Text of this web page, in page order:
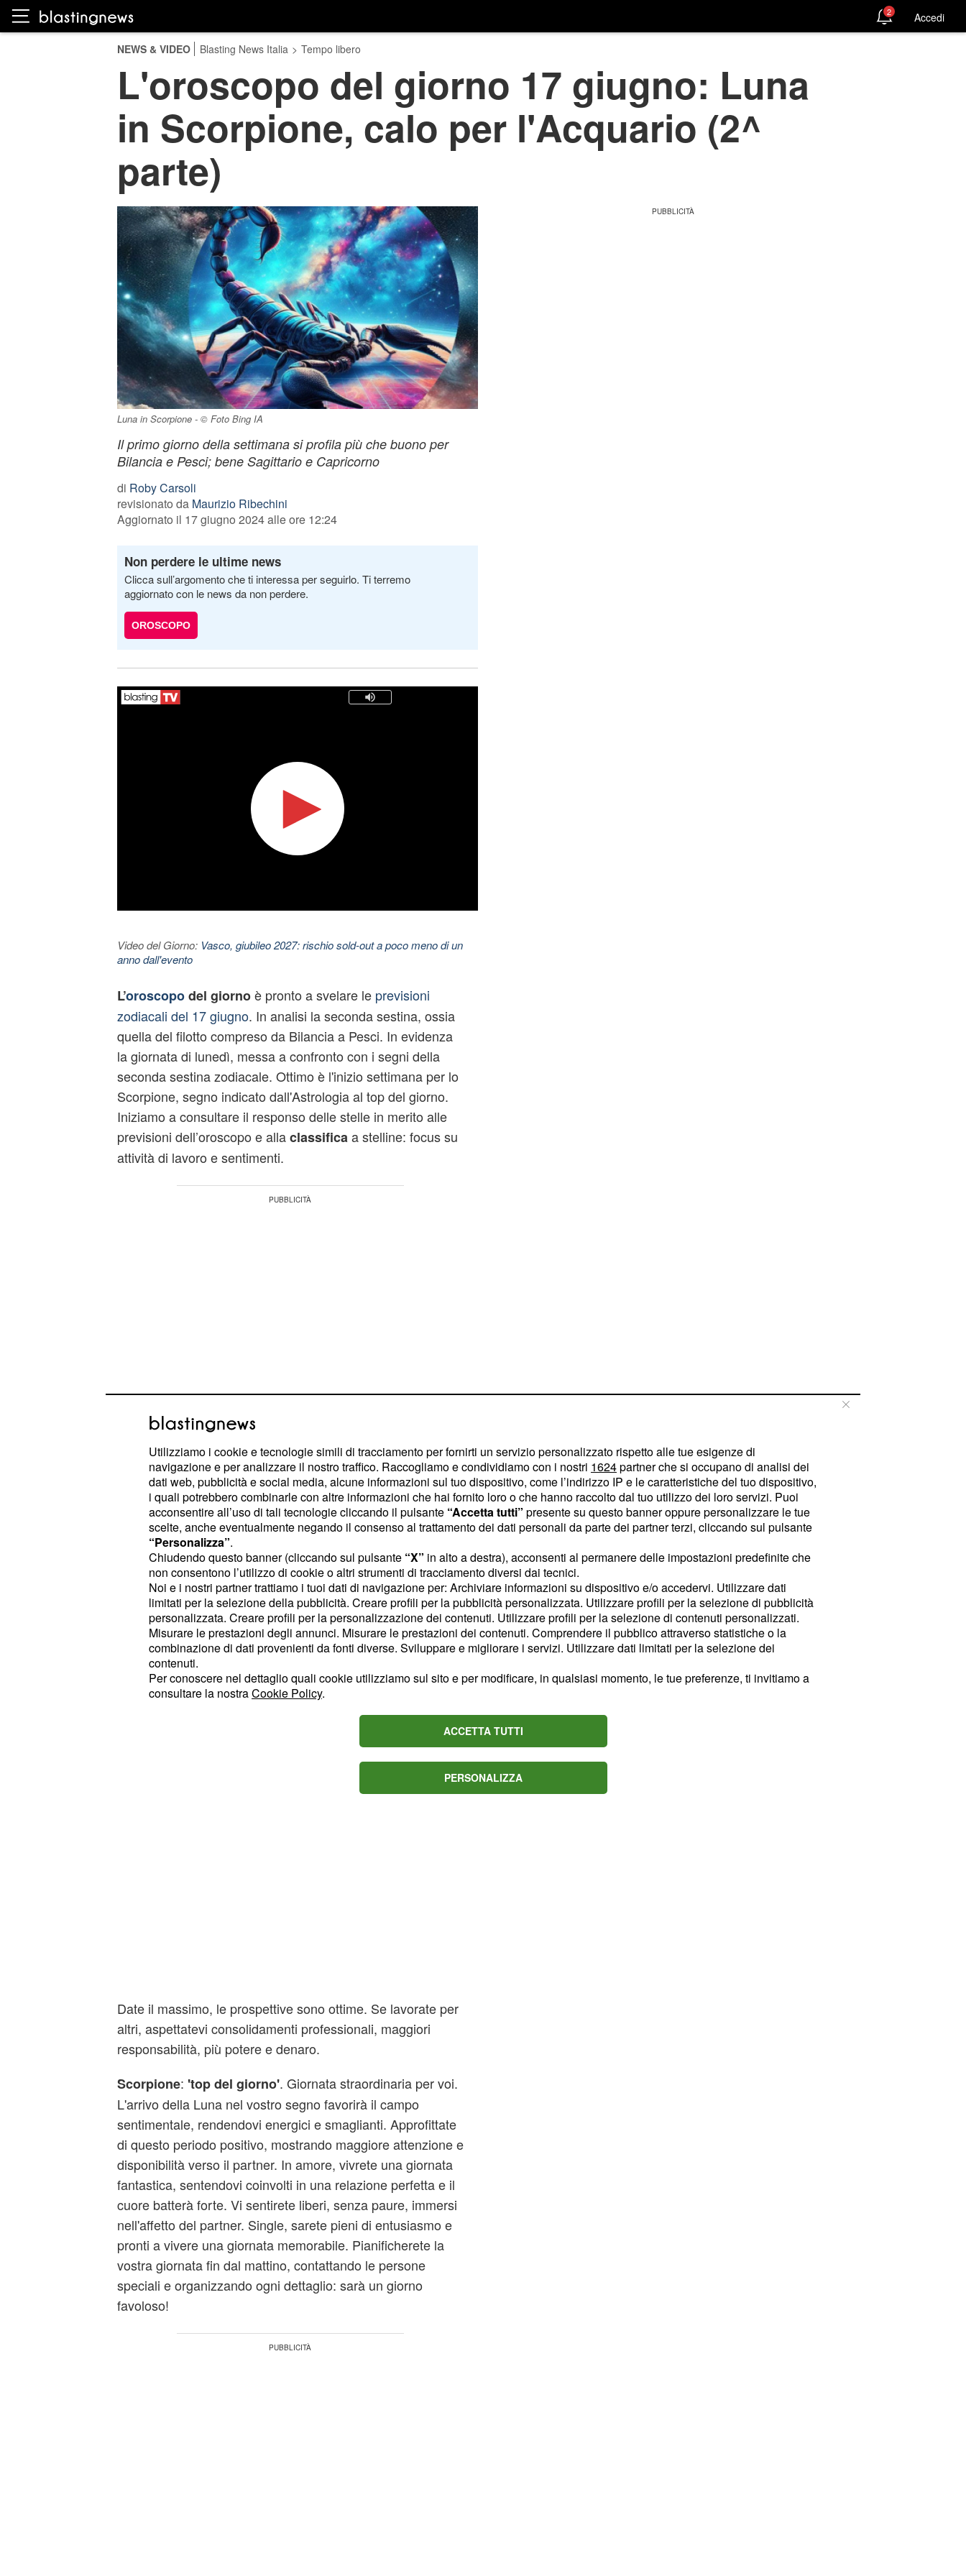
2 Accedi
NEWS & VIDEO Blasting News Italia > Tempo libero
L'oroscopo del giorno 17 giugno: Luna
in Scorpione, calo per l'Acquario (2^
parte)
Luna in Scorpione - © Foto Bing IA
Il primo giorno della settimana si profila più che buono per
Bilancia e Pesci; bene Sagittario e Capricorno
di Roby Carsoli
revisionato da Maurizio Ribechini
Aggiornato il 17 giugno 2024 alle ore 12:24
Non perdere le ultime news
Clicca sull’argomento che ti interessa per seguirlo. Ti terremo
aggiornato con le news da non perdere.
OROSCOPO
Video del Giorno: Vasco, giubileo 2027: rischio sold-out a poco meno di un
anno dall'evento
L’oroscopodel giornoè pronto a svelare le previsioni
zodiacali del 17 giugno. In analisi la seconda sestina, ossia
quella del filotto compreso da Bilancia a Pesci. In evidenza
la giornata di lunedì, messa a confronto con i segni della
seconda sestina zodiacale. Ottimo è l'inizio settimana per lo
Scorpione, segno indicato dall'Astrologia al top del giorno.
Iniziamo a consultare il responso delle stelle in merito alle
previsioni dell’oroscopo e allaclassifica a stelline: focus su
attività di lavoro e sentimenti.
Previsioni astrologiche del 17
giugno, l'oroscopo da Bilancia a
Sagittario
Bilancia: ★★★★★. Lunedì sarà una giornata eccellente
sotto molti aspetti, soprattutto nelle relazioni familiari e con
gli amici più stretti. In amore, vi sentirete pieni di energia e il
partner risponderà con grande passionalità. La maggior
parte delle stelle saranno dalla vostra parte. Se avete
l'ascendente in Vergine, aspettatevi situazioni nuove e
favorevoli. Single, un incontro promettente vi farà sorridere:
la ruota gira per tutti e ora tocca a voi. Non fatevi troppe
domande e non mettetevi troppa pressione: godetevi quello
che la vita vi offre. Nel lavoro, è il momento perfetto per
migliorare la posizione professionale e finanziaria.
Date il massimo, le prospettive sono ottime. Se lavorate per
altri, aspettatevi consolidamenti professionali, maggiori
responsabilità, più potere e denaro.
Scorpione: 'top del giorno'. Giornata straordinaria per voi.
L'arrivo della Luna nel vostro segno favorirà il campo
sentimentale, rendendovi energici e smaglianti. Approfittate
di questo periodo positivo, mostrando maggiore attenzione e
disponibilità verso il partner. In amore, vivrete una giornata
fantastica, sentendovi coinvolti in una relazione perfetta e il
cuore batterà forte. Vi sentirete liberi, senza paure, immersi
nell'affetto del partner. Single, sarete pieni di entusiasmo e
pronti a vivere una giornata memorabile. Pianificherete la
vostra giornata fin dal mattino, contattando le persone
speciali e organizzando ogni dettaglio: sarà un giorno
favoloso!
Utilizziamo i cookie e tecnologie simili di tracciamento per fornirti un servizio personalizzato rispetto alle tue esigenze di
navigazione e per analizzare il nostro traffico. Raccogliamo e condividiamo con i nostri 1624partner che si occupano di analisi dei
dati web, pubblicità e social media, alcune informazioni sul tuo dispositivo, come l’indirizzo IP e le caratteristiche del tuo dispositivo,
i quali potrebbero combinarle con altre informazioni che hai fornito loro o che hanno raccolto dal tuo utilizzo dei loro servizi. Puoi
acconsentire all’uso di tali tecnologie cliccando il pulsante “Accetta tutti” presente su questo banner oppure personalizzare le tue
scelte, anche eventualmente negando il consenso al trattamento dei dati personali da parte dei partner terzi, cliccando sul pulsante
“Personalizza”.
Chiudendo questo banner (cliccando sul pulsante “X” in alto a destra), acconsenti al permanere delle impostazioni predefinite che
non consentono l’utilizzo di cookie o altri strumenti di tracciamento diversi dai tecnici.
Noi e i nostri partner trattiamo i tuoi dati di navigazione per: Archiviare informazioni su dispositivo e/o accedervi. Utilizzare dati
limitati per la selezione della pubblicità. Creare profili per la pubblicità personalizzata. Utilizzare profili per la selezione di pubblicità
personalizzata. Creare profili per la personalizzazione dei contenuti. Utilizzare profili per la selezione di contenuti personalizzati.
Misurare le prestazioni degli annunci. Misurare le prestazioni dei contenuti. Comprendere il pubblico attraverso statistiche o la
combinazione di dati provenienti da fonti diverse. Sviluppare e migliorare i servizi. Utilizzare dati limitati per la selezione dei
contenuti.
Per conoscere nel dettaglio quali cookie utilizziamo sul sito e per modificare, in qualsiasi momento, le tue preferenze, ti invitiamo a
consultare la nostraCookie Policy.
ACCETTA TUTTI
PERSONALIZZA